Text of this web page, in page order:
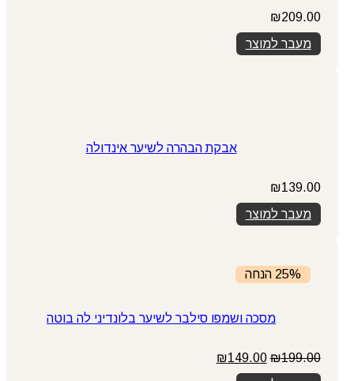
₪209.00
מעבר למוצר
אבקת הבהרה לשיער אינדולה
₪139.00
מעבר למוצר
25% הנחה
מסכה ושמפו סילבר לשיער בלונדיני לה בוטה
₪199.00
המחיר
המקורי
₪149.00